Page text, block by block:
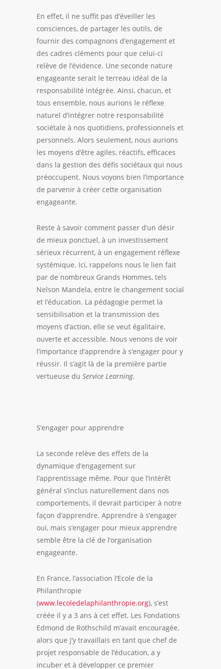
En effet, il ne suffit pas d’éveiller les
consciences, de partager les outils, de
fournir des compagnons d’engagement et
des cadres cléments pour que celui-ci
relève de l’évidence. Une seconde nature
engageante serait le terreau idéal de la
responsabilité intégrée. Ainsi, chacun, et
tous ensemble, nous aurions le réflexe
naturel d’intégrer notre responsabilité
sociétale à nos quotidiens, professionnels et
personnels. Alors seulement, nous aurions
les moyens d’être agiles, réactifs, efficaces
dans la gestion des défis sociétaux qui nous
préoccupent. Nous voyons bien l’importance
de parvenir à créer cette organisation
engageante.
Reste à savoir comment passer d’un désir
de mieux ponctuel, à un investissement
sérieux récurrent, à un engagement réflexe
systémique. Ici, rappelons nous le lien fait
par de nombreux Grands Hommes, tels
Nelson Mandela, entre le changement social
et l’éducation. La pédagogie permet la
sensibilisation et la transmission des
moyens d’action, elle se veut égalitaire,
ouverte et accessible. Nous venons de voir
l’importance d’apprendre à s’engager pour y
réussir. Il s’agit là de la première partie
vertueuse du Service Learning.
S’engager pour apprendre
La seconde relève des effets de la
dynamique d’engagement sur
l’apprentissage même. Pour que l’intérêt
général s’inclus naturellement dans nos
comportements, il devrait participer à notre
façon d’apprendre. Apprendre à s’engager
oui, mais s’engager pour mieux apprendre
semble être la clé de l’organisation
engageante.
En France, l’association l’Ecole de la
Philanthropie
(www.lecoledelaphilanthropie.org), s’est
créée il y a 3 ans à cet effet. Les Fondations
Edmond de Rothschild m’avait encouragée,
alors que j’y travaillais en tant que chef de
projet responsable de l’éducation, a y
incuber et à développer ce premier